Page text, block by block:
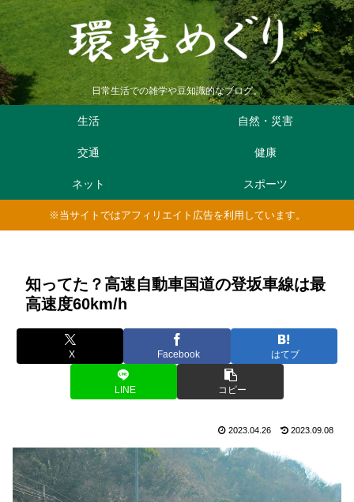
日常生活での雑学や豆知識的なブログ。
生活 自然・災害
交通 健康
ネット スポーツ
※当サイトではアフィリエイト広告を利用しています。
知ってた？高速自動車国道の登坂車線は最
高速度60km/h
X Facebook はてブ
LINE コピー
2023.04.26 2023.09.08